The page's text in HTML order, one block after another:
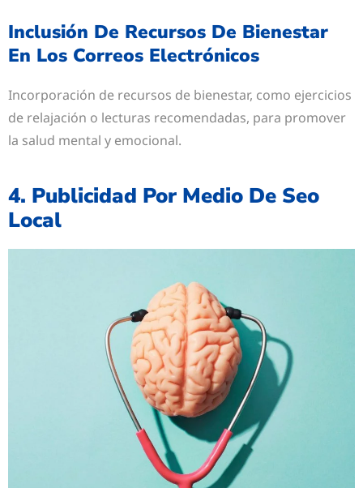
Inclusión De Recursos De Bienestar
En Los Correos Electrónicos
Incorporación de recursos de bienestar, como ejercicios
de relajación o lecturas recomendadas, para promover
la salud mental y emocional.
4. Publicidad Por Medio De Seo
Local